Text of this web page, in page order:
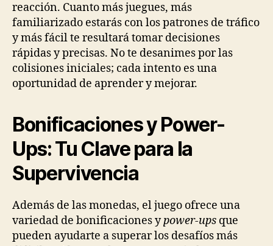
reacción. Cuanto más juegues, más
familiarizado estarás con los patrones de tráfico
y más fácil te resultará tomar decisiones
rápidas y precisas. No te desanimes por las
colisiones iniciales; cada intento es una
oportunidad de aprender y mejorar.
Bonificaciones y Power-
Ups: Tu Clave para la
Supervivencia
Además de las monedas, el juego ofrece una
variedad de bonificaciones ypower-ups que
pueden ayudarte a superar los desafíos más